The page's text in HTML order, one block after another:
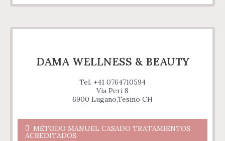
DAMA WELLNESS & BEAUTY
Tel. +41 0764710594
Via Peri 8
6900 Lugano,Tesino CH
MÉTODO MANUEL CASADO TRATAMIENTOS
ACREDITADOS